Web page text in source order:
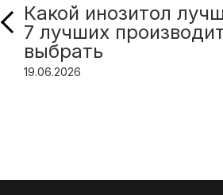
Какой инозитол
7 лучших
выбрать
19.06.2026